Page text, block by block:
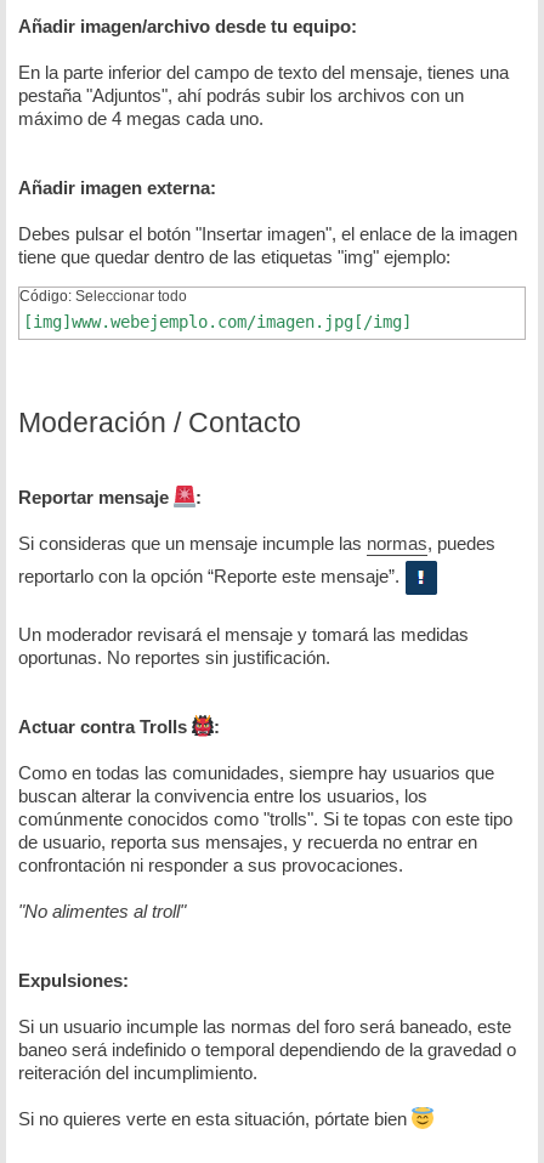
Añadir imagen/archivo desde tu equipo:
En la parte inferior del campo de texto del mensaje, tienes una
pestaña "Adjuntos", ahí podrás subir los archivos con un
máximo de 4 megas cada uno.
Añadir imagen externa:
Debes pulsar el botón "Insertar imagen", el enlace de la imagen
tiene que quedar dentro de las etiquetas "img" ejemplo:
Código: Seleccionar todo
[img]www.webejemplo.com/imagen.jpg[/img]
Moderación / Contacto
Reportar mensaje :
Si consideras que un mensaje incumple las normas, puedes
reportarlo con la opción “Reporte este mensaje”.
Un moderador revisará el mensaje y tomará las medidas
oportunas. No reportes sin justificación.
Actuar contra Trolls :
Como en todas las comunidades, siempre hay usuarios que
buscan alterar la convivencia entre los usuarios, los
comúnmente conocidos como "trolls". Si te topas con este tipo
de usuario, reporta sus mensajes, y recuerda no entrar en
confrontación ni responder a sus provocaciones.
"No alimentes al troll"
Expulsiones:
Si un usuario incumple las normas del foro será baneado, este
baneo será indefinido o temporal dependiendo de la gravedad o
reiteración del incumplimiento.
Si no quieres verte en esta situación, pórtate bien